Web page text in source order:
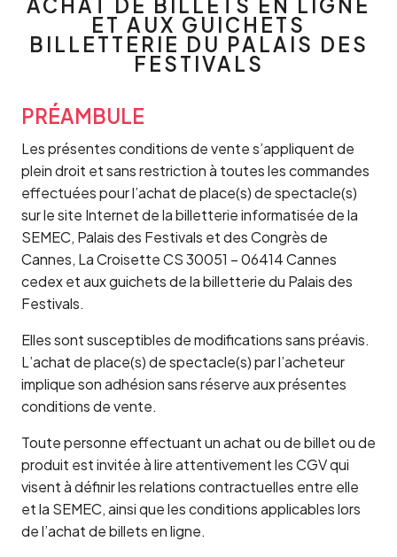
ACHAT DE BILLETS EN LIGNE
ET AUX GUICHETS
BILLETTERIE DU PALAIS DES
FESTIVALS
PRÉAMBULE
Les présentes conditions de vente s’appliquent de
plein droit et sans restriction à toutes les commandes
effectuées pour l’achat de place(s) de spectacle(s)
sur le site Internet de la billetterie informatisée de la
SEMEC, Palais des Festivals et des Congrès de
Cannes, La Croisette CS 30051 – 06414 Cannes
cedex et aux guichets de la billetterie du Palais des
Festivals.
Elles sont susceptibles de modifications sans préavis.
L’achat de place(s) de spectacle(s) par l’acheteur
implique son adhésion sans réserve aux présentes
conditions de vente.
Toute personne effectuant un achat ou de billet ou de
produit est invitée à lire attentivement les CGV qui
visent à définir les relations contractuelles entre elle
et la SEMEC, ainsi que les conditions applicables lors
de l’achat de billets en ligne.